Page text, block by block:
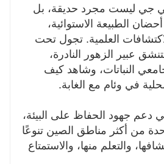
جي ليست مجرد حديقة، بل
الطبيعة الاستوائية،
العلمية. تجول تحت
عبير الزهور النادرة،
النباتات، وشاهد كيف
في وئام مع الغابة.
دعم جهود الحفاظ على البيئة،
من أكثر مناطق الصين تنوعًا
والتعلم منها، والاستمتاع